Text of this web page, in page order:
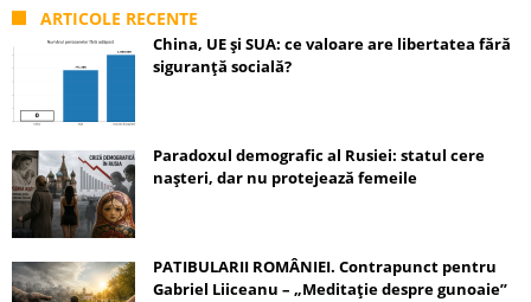
ARTICOLE RECENTE
China, UE și SUA: ce valoare are libertatea fără
siguranță socială?
Paradoxul demografic al Rusiei: statul cere
nașteri, dar nu protejează femeile
PATIBULARII ROMÂNIEI. Contrapunct pentru
Gabriel Liiceanu – „Meditație despre gunoaie”